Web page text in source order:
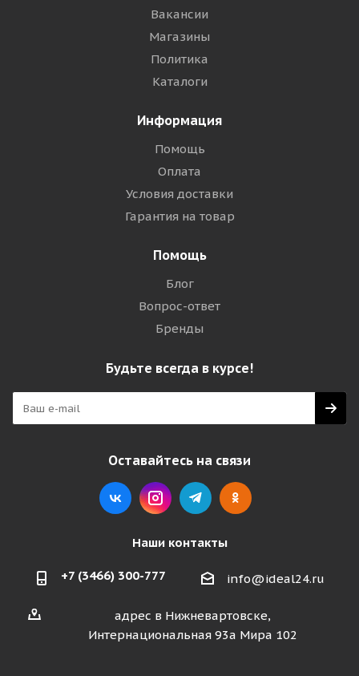
Вакансии
Магазины
Политика
Каталоги
Информация
Помощь
Оплата
Условия доставки
Гарантия на товар
Помощь
Блог
Вопрос-ответ
Бренды
Будьте всегда в курсе!
Оставайтесь на связи
Наши контакты
+7 (3466) 300-777 info@ideal24.ru
адрес в Нижневартовске,
Интернациональная 93а Мира 102